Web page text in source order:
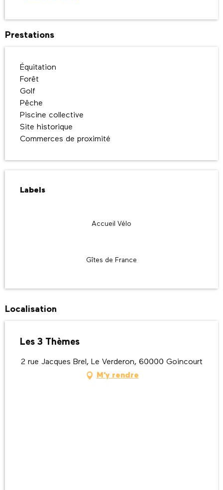
Prestations
Équitation
Forêt
Golf
Pêche
Piscine collective
Site historique
Commerces de proximité
Labels
Labels
Accueil Vélo
Gîtes de France
Localisation
Les 3 Thèmes
2 rue Jacques Brel, Le Verderon, 60000 Goincourt
M'y rendre